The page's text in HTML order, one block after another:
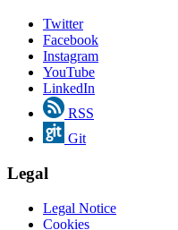
Twitter
Facebook
Instagram
YouTube
LinkedIn
RSS
Git
Legal
Legal Notice
Cookies